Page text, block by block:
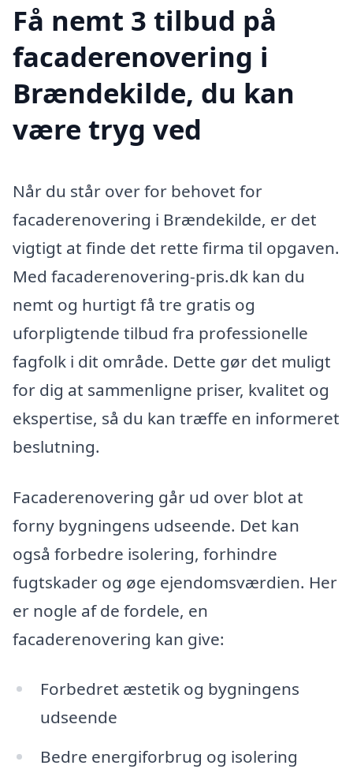
Få nemt 3 tilbud på
facaderenovering i
Brændekilde, du kan
være tryg ved
Når du står over for behovet for
facaderenovering i Brændekilde, er det
vigtigt at finde det rette firma til opgaven.
Med facaderenovering-pris.dk kan du
nemt og hurtigt få tre gratis og
uforpligtende tilbud fra professionelle
fagfolk i dit område. Dette gør det muligt
for dig at sammenligne priser, kvalitet og
ekspertise, så du kan træffe en informeret
beslutning.
Facaderenovering går ud over blot at
forny bygningens udseende. Det kan
også forbedre isolering, forhindre
fugtskader og øge ejendomsværdien. Her
er nogle af de fordele, en
facaderenovering kan give:
Forbedret æstetik og bygningens
udseende
Bedre energiforbrug og isolering